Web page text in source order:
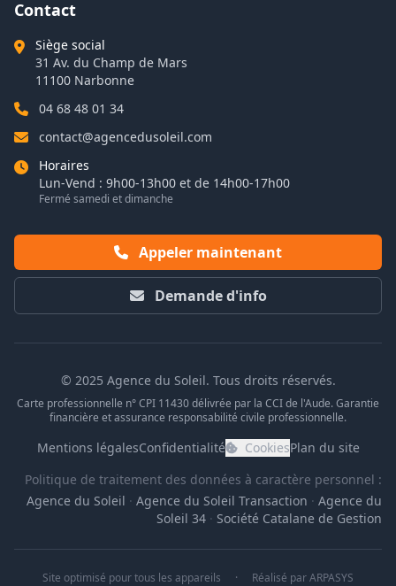
Contact
Siège social
31 Av. du Champ de Mars
11100 Narbonne
04 68 48 01 34
contact@agencedusoleil.com
Horaires
Lun-Vend : 9h00-13h00 et de 14h00-17h00
Fermé samedi et dimanche
Appeler maintenant
Demande d'info
© 2025 Agence du Soleil. Tous droits réservés.
Carte professionnelle n° CPI 11430 délivrée par la CCI de l'Aude. Garantie
financière et assurance responsabilité civile professionnelle.
Mentions légalesConfidentialité CookiesPlan du site
Politique de traitement des données à caractère personnel :
Agence du Soleil · Agence du Soleil Transaction · Agence du
Soleil 34 · Société Catalane de Gestion
Site optimisé pour tous les appareils · Réalisé parARPASYS